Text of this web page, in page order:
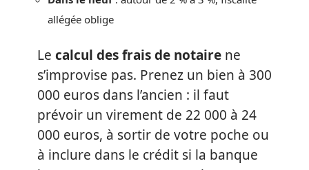
allégée oblige
Le calcul des frais de notaire ne
s’improvise pas. Prenez un bien à 300
000 euros dans l’ancien : il faut
prévoir un virement de 22 000 à 24
000 euros, à sortir de votre poche ou
à inclure dans le crédit si la banque